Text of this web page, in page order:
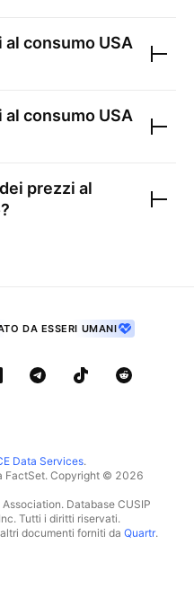
consumo USA
consumo USA
prezzi al
DA ESSERI UMANI
Data Services.
FactSet. Copyright © 2026
Database CUSIP
Tutti i diritti riservati.
documenti forniti da Quartr.